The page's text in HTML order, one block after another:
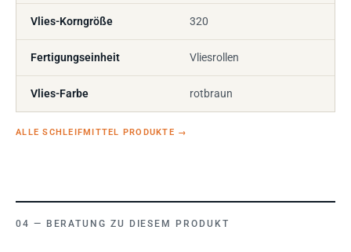
Vlies-Korngröße 320
Fertigungseinheit Vliesrollen
Vlies-Farbe rotbraun
ALLE SCHLEIFMITTEL PRODUKTE →
BERATUNG ZU DIESEM PRODUKT